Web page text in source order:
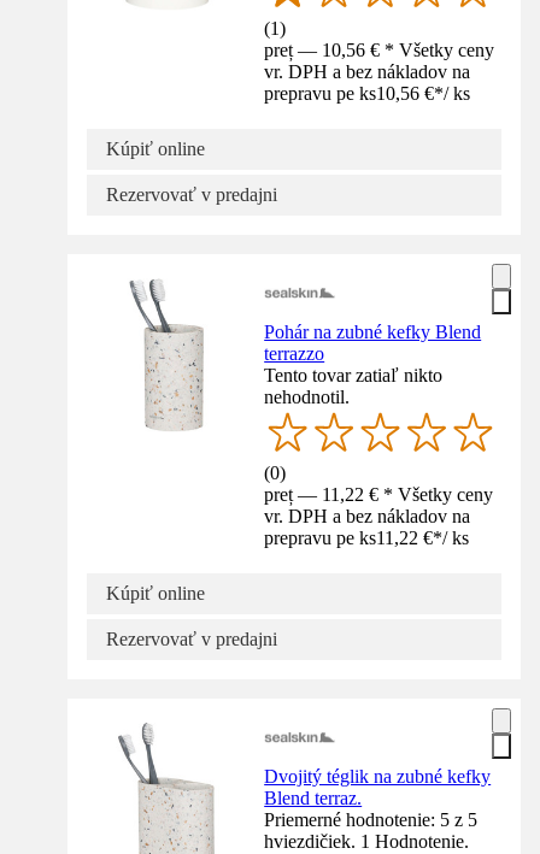
(1)
preț — 10,56 € * Všetky ceny
vr. DPH a bez nákladov na
prepravu pe ks10,56 €*/ ks
Kúpiť online
Rezervovať v predajni
Pohár na zubné kefky Blend
terrazzo
Tento tovar zatiaľ nikto
nehodnotil.
(0)
preț — 11,22 € * Všetky ceny
vr. DPH a bez nákladov na
prepravu pe ks11,22 €*/ ks
Kúpiť online
Rezervovať v predajni
Dvojitý téglik na zubné kefky
Blend terraz.
Priemerné hodnotenie: 5 z 5
hviezdičiek. 1 Hodnotenie.